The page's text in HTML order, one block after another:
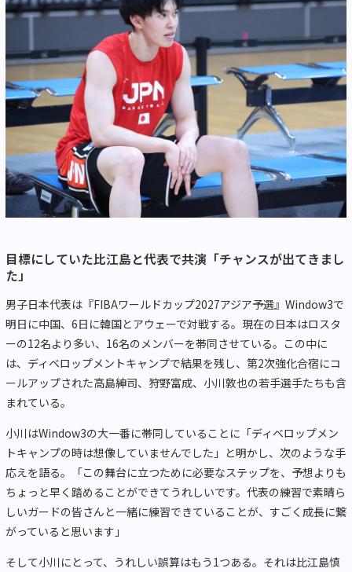
目標にしていた比江島と代表で共演「チャンスが出てきまし
た」
男子日本代表は『FIBAワールドカップ2027アジア予選』Window3で
明日に中国、6日に韓国とアウェーで対戦する。現在の日本はロスタ
ーの12名より多い、16名のメンバーを帯同させている。この中に
は、ディベロップメントキャンプで結果を残し、第2次強化合宿にコ
ールアップされた高島紳司、狩野富成、小川敦也の若手選手たちも含
まれている。
小川はWindow3の大一番に帯同していることに「ディベロップメン
トキャンプの時は想像していませんでした」と明かし、次のような手
応えを語る。「この舞台に立つために必要なステップを、予想よりも
ちょっと早く踏めることができてうれしいです。代表の練習で素晴ら
しいガードの皆さんと一緒に練習できていることが、すごく成長に繋
がっていると思います」
そして小川にとって、うれしい誤算はもう1つある。それは比江島慎